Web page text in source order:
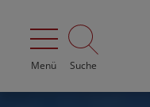
Menü Suche